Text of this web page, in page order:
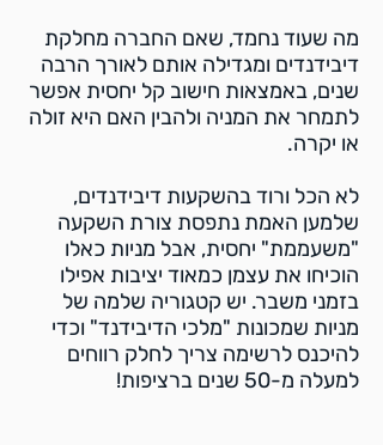
מה שעוד נחמד, שאם החברה מחלקת
דיבידנדים ומגדילה אותם לאורך הרבה
שנים, באמצאות חישוב קל יחסית אפשר
לתמחר את המניה ולהבין האם היא זולה
או יקרה.
לא הכל ורוד בהשקעות דיבידנדים,
שלמען האמת נתפסת צורת השקעה
"משעממת" יחסית, אבל מניות כאלו
הוכיחו את עצמן כמאוד יציבות אפילו
בזמני משבר. יש קטגוריה שלמה של
מניות שמכונות "מלכי הדיבידנד" וכדי
להיכנס לרשימה צריך לחלק רווחים
למעלה מ-50 שנים ברציפות!